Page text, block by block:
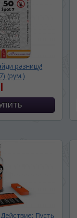
разницу!
(рум.)
Пусть